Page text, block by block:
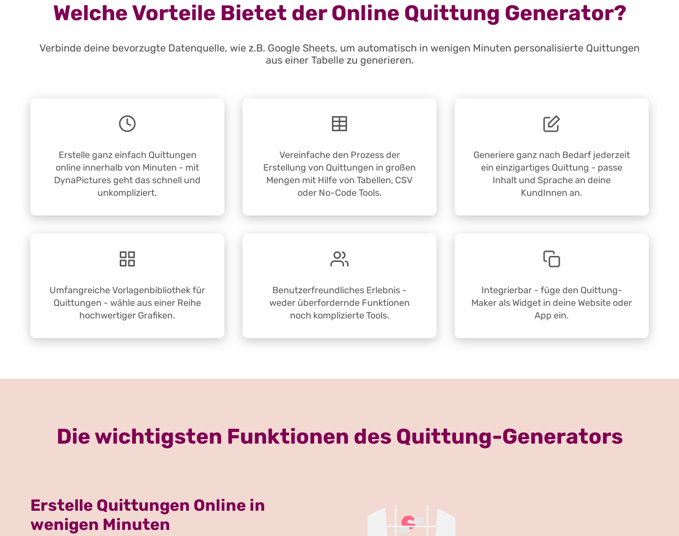
Welche Vorteile Bietet der Online Quittung Generator?
Verbinde deine bevorzugte Datenquelle, wie z.B. Google Sheets, um automatisch in wenigen Minuten personalisierte Quittungen
aus einer Tabelle zu generieren.
Erstelle ganz einfach Quittungen
online innerhalb von Minuten - mit
DynaPictures geht das schnell und
unkompliziert.
Vereinfache den Prozess der
Erstellung von Quittungen in großen
Mengen mit Hilfe von Tabellen, CSV
oder No-Code Tools.
Generiere ganz nach Bedarf jederzeit
ein einzigartiges Quittung - passe
Inhalt und Sprache an deine
KundInnen an.
Umfangreiche Vorlagenbibliothek für
Quittungen - wähle aus einer Reihe
hochwertiger Grafiken.
Benutzerfreundliches Erlebnis -
weder überfordernde Funktionen
noch komplizierte Tools.
Integrierbar - füge den Quittung-
Maker als Widget in deine Website oder
App ein.
Die wichtigsten Funktionen des Quittung-Generators
Erstelle Quittungen Online in
wenigen Minuten